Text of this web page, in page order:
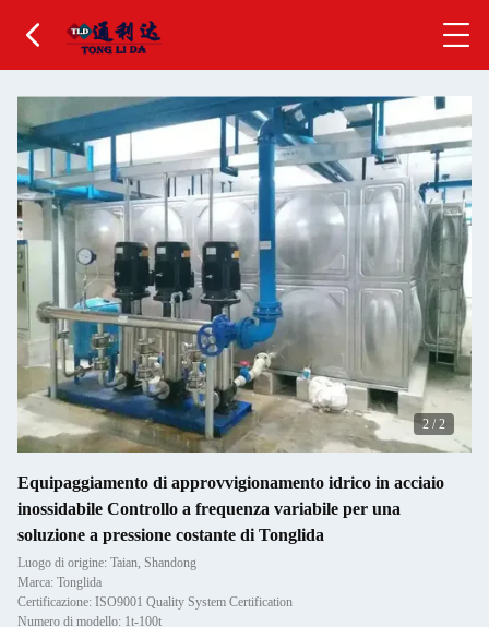
2 /2
Equipaggiamento di approvvigionamento idrico in acciaio
inossidabile Controllo a frequenza variabile per una
soluzione a pressione costante di Tonglida
Luogo di origine: Taian, Shandong
Marca: Tonglida
Certificazione: ISO9001 Quality System Certification
Numero di modello: 1t-100t